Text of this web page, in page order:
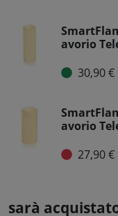
avorio
30,90 €
avorio
27,90 €
sarà